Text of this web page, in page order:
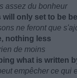
assez du bonheur
only set to be
ne feront que
nothing less
de moins
what is written
empêcher ce qui